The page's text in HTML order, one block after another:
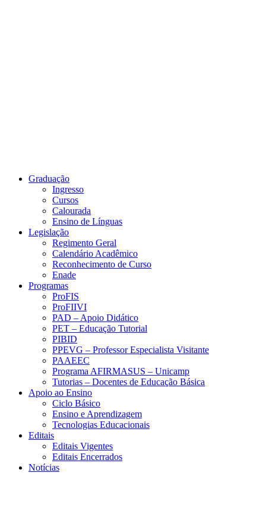
Graduação
Ingresso
Cursos
Calourada
Ensino de Línguas
Legislação
Regimento Geral
Calendário Acadêmico
Reconhecimento de Curso
Enade
Programas
ProFIS
ProFIIVI
PAD – Apoio Didático
PET – Educação Tutorial
PIBID
PPEVG – Professor Especialista Visitante
PAAEEC
Programa AFIRMASUS – Unicamp
Tutorias – Docentes de Educação Básica
Apoio ao Ensino
Ciclo Básico
Ensino e Aprendizagem
Tecnologias Educacionais
Editais
Editais Vigentes
Editais Encerrados
Notícias